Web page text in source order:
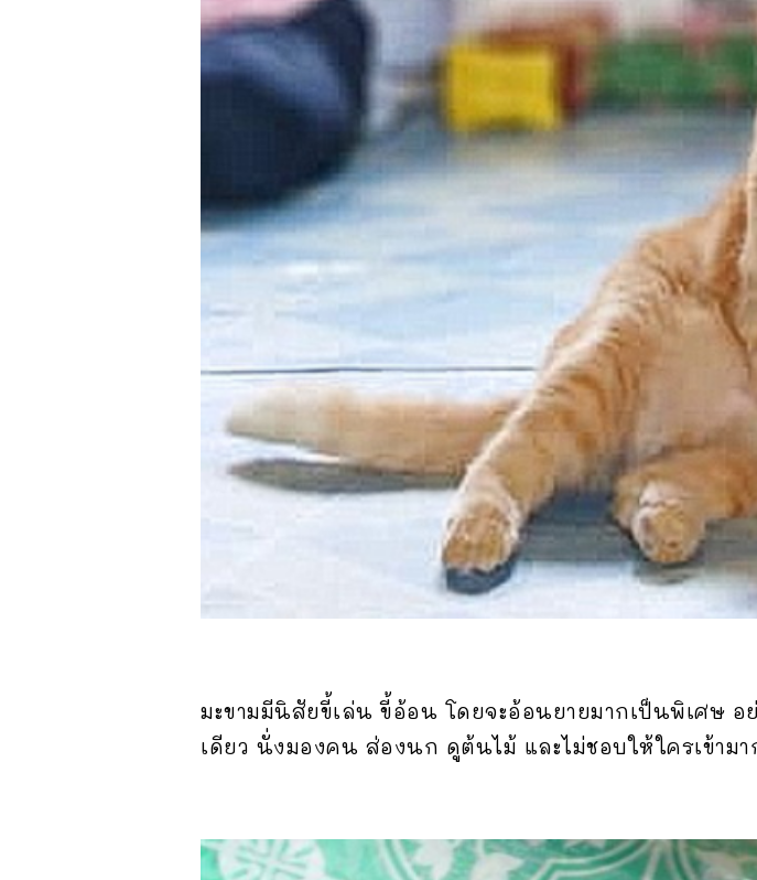
มะขามมีนิสัยขี้เล่น ขี้อ้อน โดยจะอ้อนยายมากเป็นพิเศษ
เดียว นั่งมองคน ส่องนก ดูต้นไม้ และไม่ชอบให้ใครเข้า